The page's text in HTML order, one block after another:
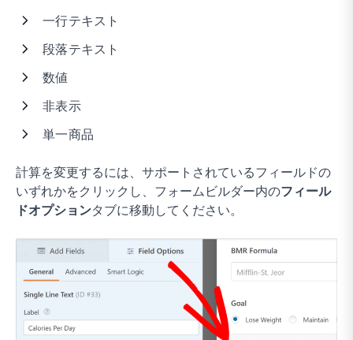
一行テキスト
段落テキスト
数値
非表示
単一商品
計算を変更するには、サポートされているフィールドの
いずれかをクリックし、フォームビルダー内のフィール
ドオプションタブに移動してください。